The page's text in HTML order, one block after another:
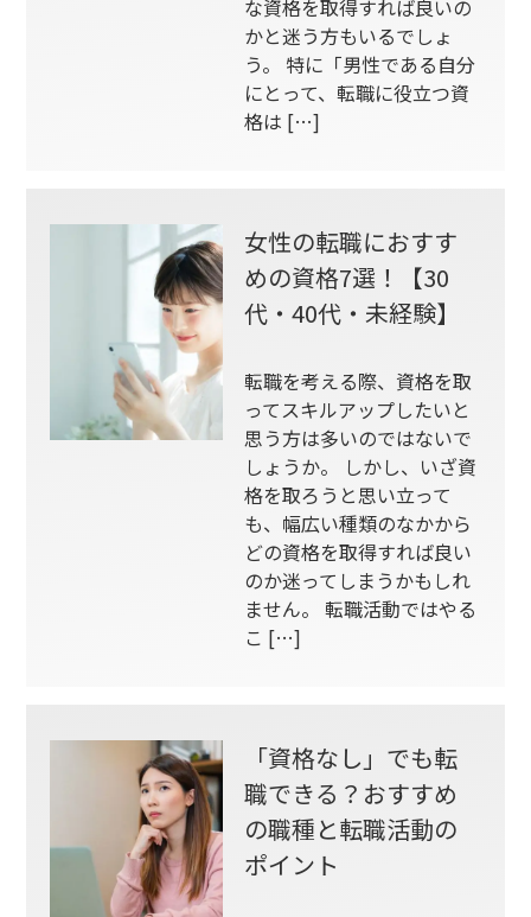
な資格を取得すれば良いの
かと迷う方もいるでしょ
う。 特に「男性である自分
にとって、転職に役立つ資
格は […]
女性の転職におすす
めの資格7選！【30
代・40代・未経験】
転職を考える際、資格を取
ってスキルアップしたいと
思う方は多いのではないで
しょうか。 しかし、いざ資
格を取ろうと思い立って
も、幅広い種類のなかから
どの資格を取得すれば良い
のか迷ってしまうかもしれ
ません。 転職活動ではやる
こ […]
「資格なし」でも転
職できる？おすすめ
の職種と転職活動の
ポイント